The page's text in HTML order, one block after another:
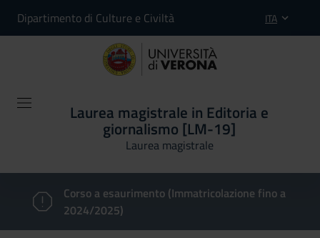
Dipartimento di Culture e Civiltà ITA
Laurea magistrale in Editoria e
giornalismo [LM-19]
Laurea magistrale
Corso a esaurimento (Immatricolazione fino a
2024/2025)